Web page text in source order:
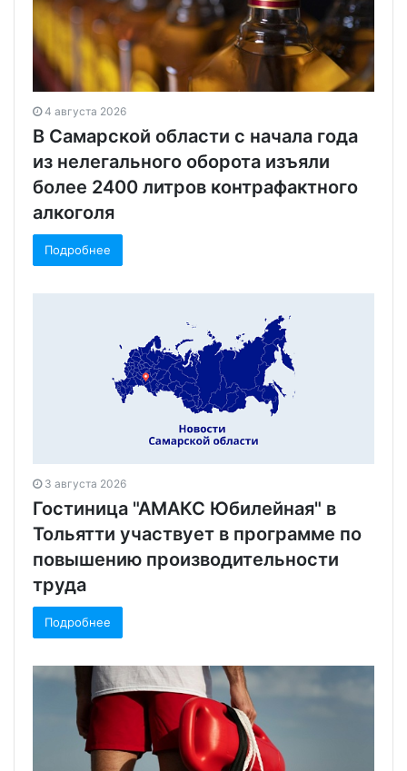
4 августа 2026
В Самарской области с начала года
из нелегального оборота изъяли
более 2400 литров контрафактного
алкоголя
Подробнее
3 августа 2026
Гостиница "АМАКС Юбилейная" в
Тольятти участвует в программе по
повышению производительности
труда
Подробнее